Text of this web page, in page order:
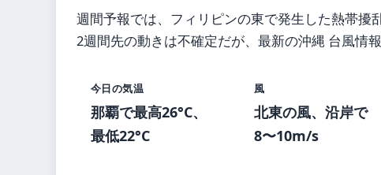
週間予報では、フィリピンの東で発生した熱帯擾
2週間先の動きは不確定だが、最新の沖縄 台風情
今日の気温
那覇で最高26°C、
最低22°C
風
北東の風、沿岸で
8〜10m/s